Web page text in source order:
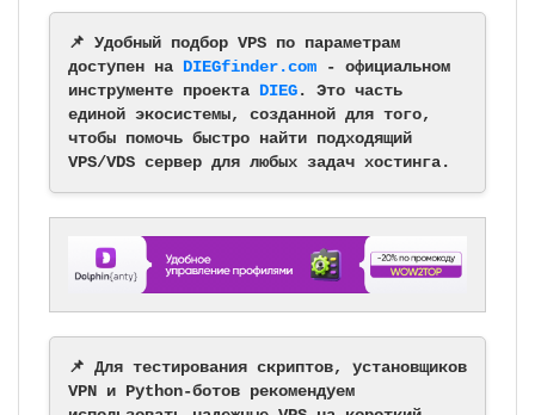
📌 Удобный подбор VPS по параметрам
доступен на DIEGfinder.com - официальном
инструменте проекта DIEG. Это часть
единой экосистемы, созданной для того,
чтобы помочь быстро найти подходящий
VPS/VDS сервер для любых задач хостинга.
📌 Для тестирования скриптов, установщиков
VPN и Python-ботов рекомендуем